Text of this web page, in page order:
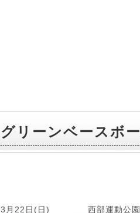
グリーンベースボ
3月22日(日) 西部運動公園